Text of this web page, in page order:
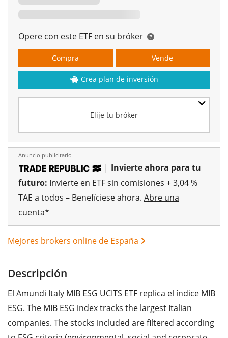
Opere con este ETF en su bróker
Elije tu bróker
Compra Vende
Crea plan de inversión
Anuncio publicitario
| Invierte ahora para tu
futuro: Invierte en ETF sin comisiones + 3,04 %
TAE a todos – Benefíciese ahora. Abre una
cuenta*
Mejores brokers online de España
Descripción
El Amundi Italy MIB ESG UCITS ETF replica el índice MIB
ESG. The MIB ESG index tracks the largest Italian
companies. The stocks included are filtered according